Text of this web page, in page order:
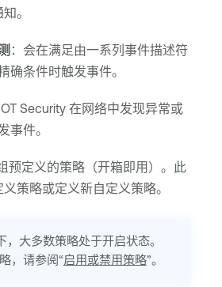
。
：会在满足由一系列事件描述符
确条件时触发事件。
OT Security在网络中发现异常或
事件。
预定义的策略（开箱即用）。此
策略或定义新自定义策略。
，大多数策略处于开启状态。
，请参阅“启用或禁用策略”。